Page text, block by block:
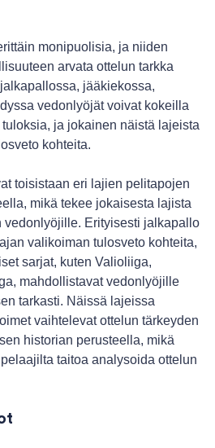
monipuolisia, ja niiden
arvata ottelun tarkka
jääkiekossa,
vedonlyöjät voivat kokeilla
ja jokainen näistä lajeista
kohteita.
toisistaan eri lajien pelitapojen
mikä tekee jokaisesta lajista
vedonlyöjille. Erityisesti jalkapallo
valikoiman tulosveto kohteita,
sarjat, kuten Valioliiga,
mahdollistavat vedonlyöjille
tarkasti. Näissä lajeissa
vaihtelevat ottelun tärkeyden
historian perusteella, mikä
taitoa analysoida ottelun